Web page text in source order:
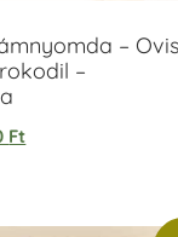
–
–
Ft